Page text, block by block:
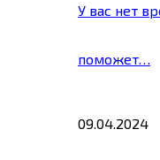
У вас нет
поможет…
09.04.2024